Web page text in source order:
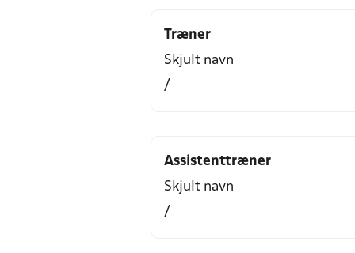
Træner
Skjult navn
/
Assistenttræner
Skjult navn
/